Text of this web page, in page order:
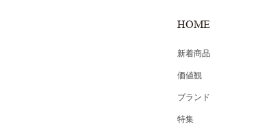
HOME
新着商品
価値観
ブランド
特集